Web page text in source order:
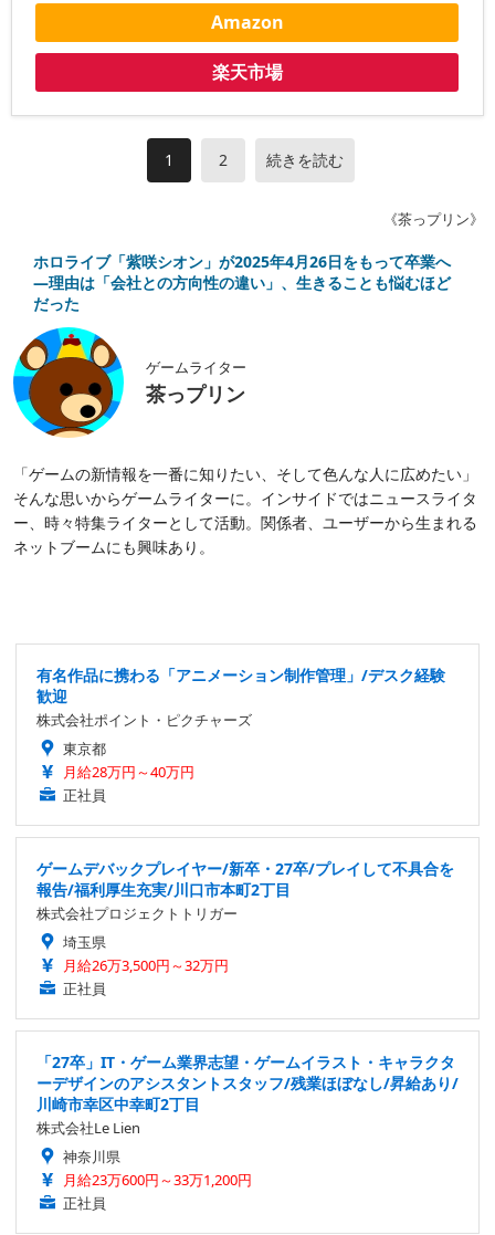
Amazon
楽天市場
1 2 続きを読む
《茶っプリン》
ホロライブ「紫咲シオン」が2025年4月26日をもって卒業へ
―理由は「会社との方向性の違い」、生きることも悩むほど
だった
ゲームライター
茶っプリン
「ゲームの新情報を一番に知りたい、そして色んな人に広めたい」
そんな思いからゲームライターに。インサイドではニュースライタ
ー、時々特集ライターとして活動。関係者、ユーザーから生まれる
ネットブームにも興味あり。
有名作品に携わる「アニメーション制作管理」/デスク経験
歓迎
株式会社ポイント・ピクチャーズ
東京都
月給28万円～40万円
正社員
ゲームデバックプレイヤー/新卒・27卒/プレイして不具合を
報告/福利厚生充実/川口市本町2丁目
株式会社プロジェクトトリガー
埼玉県
月給26万3,500円～32万円
正社員
「27卒」IT・ゲーム業界志望・ゲームイラスト・キャラクタ
ーデザインのアシスタントスタッフ/残業ほぼなし/昇給あり/
川崎市幸区中幸町2丁目
株式会社Le Lien
神奈川県
月給23万600円～33万1,200円
正社員